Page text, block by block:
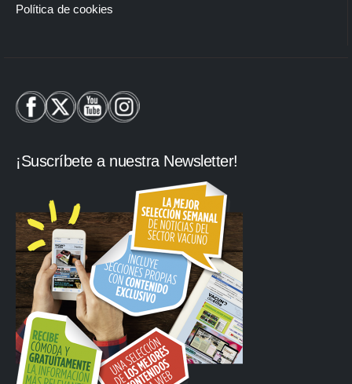
Política de cookies
¡Suscríbete a nuestra Newsletter!